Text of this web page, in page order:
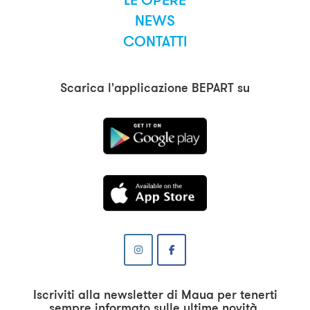
NEWS
CONTATTI
Scarica l'applicazione BEPART su
Iscriviti alla newsletter di Maua per tenerti